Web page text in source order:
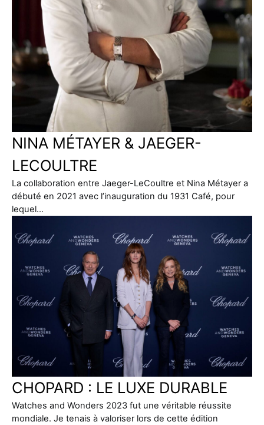
NINA MÉTAYER & JAEGER-
LECOULTRE
La collaboration entre Jaeger-LeCoultre et Nina Métayer a
débuté en 2021 avec l’inauguration du 1931 Café, pour
lequel…
CHOPARD : LE LUXE DURABLE
Watches and Wonders 2023 fut une véritable réussite
mondiale. Je tenais à valoriser lors de cette édition